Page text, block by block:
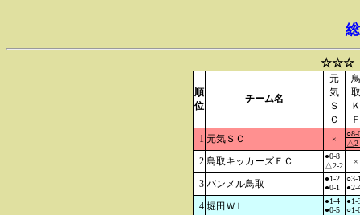
☆☆☆
順
位
チーム名
元
気
Ｓ
Ｃ
鳥
取
Ｋ
Ｆ
1 元気ＳＣ ×
○8-
2 鳥取キッカーズＦＣ
●0-8
△2-2
×
3 バンメル鳥取
●1-2
●0-1
○3-
●2-
4 堀田ＷＬ
●1-4
●0-5
●1-
○1-